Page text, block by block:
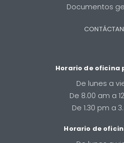
Documentos
Horario de oficina
De lunes a
De 8.00 am a
De 1.30 pm a
Horario de